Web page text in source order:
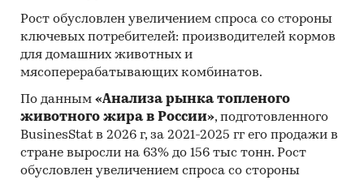
Рост обусловлен увеличением спроса со стороны
ключевых потребителей: производителей кормов
для домашних животных и
мясоперерабатывающих комбинатов.
По данным «Анализа рынка топленого
животного жира в России», подготовленного
BusinesStat в 2026 г, за 2021-2025 гг его продажи в
стране выросли на 63% до 156 тыс тонн. Рост
обусловлен увеличением спроса со стороны